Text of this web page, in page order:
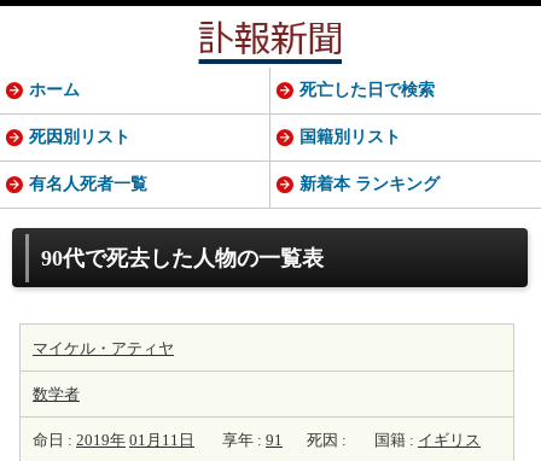
90代で死去した人物の一覧表
マイケル・アティヤ
数学者
命日 : 2019年 01月11日 享年 : 91 死因 : 国籍 : イギリス
ホーム 死亡した日で検索
死因別リスト 国籍別リスト
有名人死者一覧 新着本 ランキング